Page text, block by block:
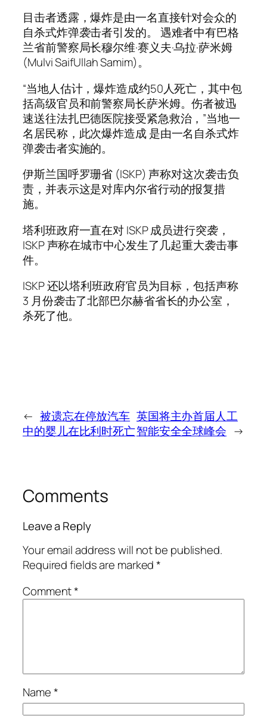
目击者透露，爆炸是由一名直接针对会众的
自杀式炸弹袭击者引发的。 遇难者中有巴格
兰省前警察局长穆尔维·赛义夫·乌拉·萨米姆
(Mulvi SaifUllah Samim)。
“当地人估计，爆炸造成约50人死亡，其中包
括高级官员和前警察局长萨米姆。伤者被迅
速送往法扎巴德医院接受紧急救治，”当地一
名居民称，此次爆炸造成 是由一名自杀式炸
弹袭击者实施的。
伊斯兰国呼罗珊省 (ISKP) 声称对这次袭击负
责，并表示这是对库内尔省行动的报复措
施。
塔利班政府一直在对 ISKP 成员进行突袭，
ISKP 声称在城市中心发生了几起重大袭击事
件。
ISKP 还以塔利班政府官员为目标，包括声称
3 月份袭击了北部巴尔赫省省长的办公室，
杀死了他。
← 被遗忘在停放汽车
中的婴儿在比利时死亡
英国将主办首届人工
智能安全全球峰会 →
Comments
Leave a Reply
Your email address will not be published.
Required fields are marked*
Comment*
Name*